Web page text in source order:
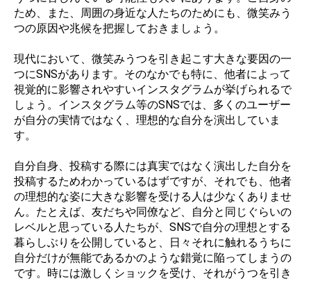
ため、また、周囲の身近な人たちのためにも、微笑みう
つの原因や兆候を把握しておきましょう。
現代において、微笑みうつを引き起こす大きな要因の一
つにSNSがあります。そのなかでも特に、他者によって
視覚的に影響されやすいインスタグラムが挙げられるで
しょう。インスタグラム等のSNSでは、多くのユーザー
が自分の実情ではなく、理想的な自分を演出していま
す。
自分自身、投稿する際には真実ではなく演出した自分を
投稿するためわかっているはずですが、それでも、他者
の理想的な姿に大きな影響を受ける人は少なくありませ
ん。たとえば、友だちや同僚など、自分と同じぐらいの
レベルと思っている人たちが、SNSで自分の理想とする
暮らしぶりを公開していると、日々それに触れるうちに
自分だけが無能であるかのような錯覚に陥ってしまうの
です。時には激しくショックを受け、それがうつを引き